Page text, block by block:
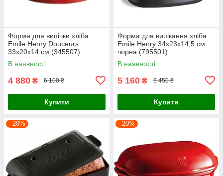
Форма для випічки хліба
Emile Henry Douceurs
33х20х14 см (345507)
В наявності
4 880 ₴ 6 100 ₴
Купити
Форма для випікання хліба
Emile Henry 34х23х14,5 см
чорна (795501)
В наявності
5 160 ₴ 6 450 ₴
Купити
–20% –20%